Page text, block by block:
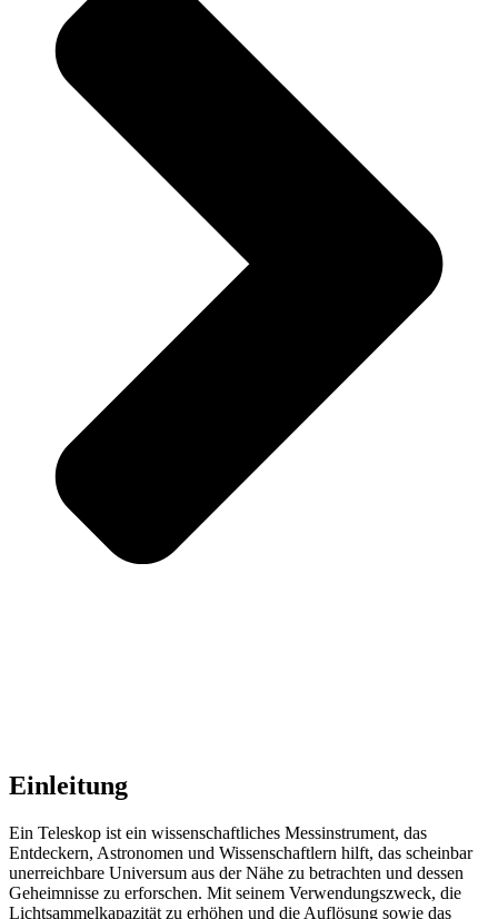
Einleitung
Ein Teleskop ist ein wissenschaftliches Messinstrument, das
Entdeckern, Astronomen und Wissenschaftlern hilft, das scheinbar
unerreichbare Universum aus der Nähe zu betrachten und dessen
Geheimnisse zu erforschen. Mit seinem Verwendungszweck, die
Lichtsammelkapazität zu erhöhen und die Auflösung sowie das